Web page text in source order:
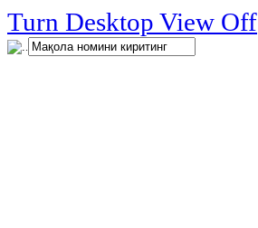
Turn Desktop View Off
.